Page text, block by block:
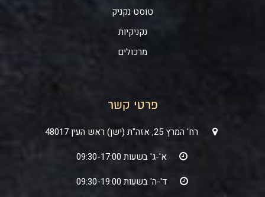
טוסט נקניק
נקניקיות
מרכולים
פרטי קשר
רח' המרץ 25, אזה"ת (ישן) ראש העין 48017
א'-ג' בשעות 09:30-17:00
ד'-ה' בשעות 09:30-19:00